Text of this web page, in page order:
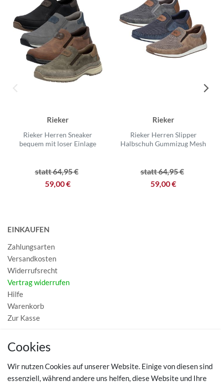
Rieker
Rieker Herren Sneaker
bequem mit loser Einlage
statt 64,95 €
59,00 €
Rieker
Rieker Herren Slipper
Halbschuh Gummizug Mesh
statt 64,95 €
59,00 €
EINKAUFEN
Zahlungsarten
Versandkosten
Widerrufsrecht
Vertrag widerrufen
Hilfe
Warenkorb
Zur Kasse
MEIN KONTO
Cookies
Wir nutzen Cookies auf unserer Website. Einige von diesen sind
essenziell, während andere uns helfen, diese Website und Ihre